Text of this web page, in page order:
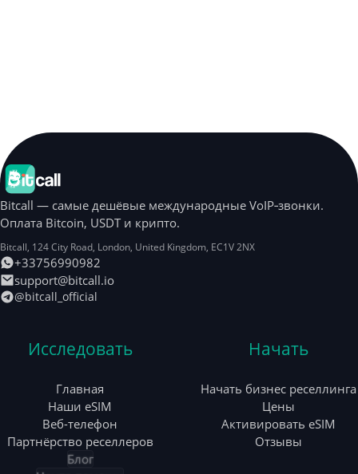
Bitcall — самые дешёвые международные VoIP‑звонки.
Оплата Bitcoin, USDT и крипто.
Bitcall, 124 City Road, London, United Kingdom, EC1V 2NX
+33756990982
support@bitcall.io
@bitcall_official
Исследовать
Главная
Наши eSIM
Веб-телефон
Партнёрство реселлеров
Блог
Начать
Начать бизнес реселлинга
Цены
Активировать eSIM
Отзывы